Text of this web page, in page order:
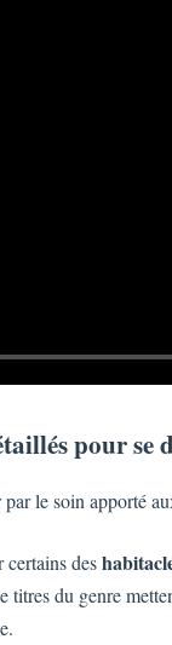
pour se
le soin apporté
des
titres du genre